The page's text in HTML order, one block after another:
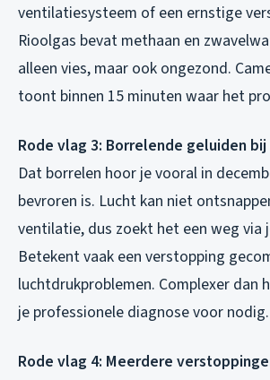
ventilatiesysteem of een ernstige
Rioolgas bevat methaan en
alleen vies, maar ook ongezond.
toont binnen 15 minuten waar het
Rode vlag 3: Borrelende geluiden
Dat borrelen hoor je vooral in
bevroren is. Lucht kan niet
ventilatie, dus zoekt het een weg via
Betekent vaak een verstopping
luchtdrukproblemen. Complexer dan
je professionele diagnose voor nodig.
Rode vlag 4: Meerdere